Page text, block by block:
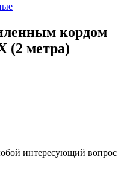
кордом
(2 метра)
интересующий вопрос